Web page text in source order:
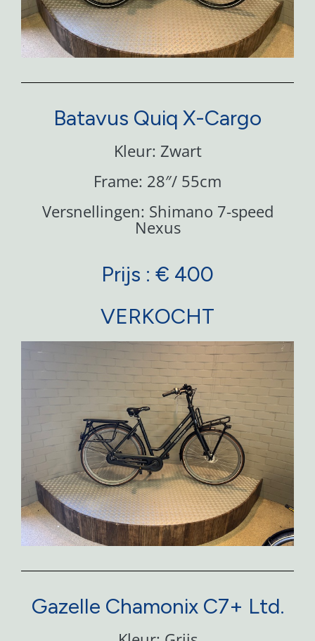
Batavus Quiq X-Cargo
Kleur: Zwart
Frame: 28″/ 55cm
Versnellingen: Shimano 7-speed
Nexus
Prijs : € 400
VERKOCHT
Gazelle Chamonix C7+ Ltd.